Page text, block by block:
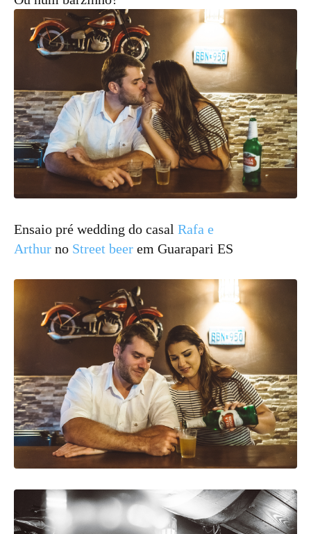
Ensaio pré wedding do casal Rafa e
Arthur no Street beer em Guarapari ES